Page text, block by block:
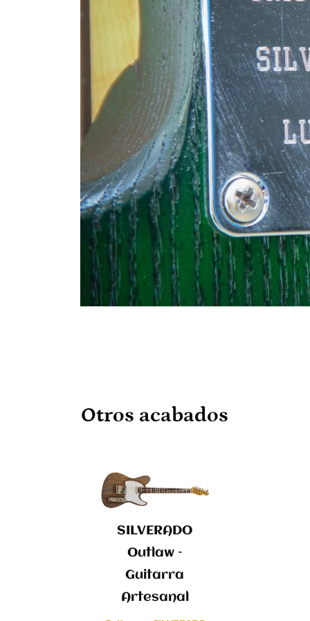
Otros acabados
SILVERADO
Outlaw –
Guitarra
Artesanal